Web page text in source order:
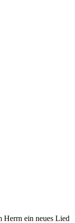
Herrn ein neues Lied